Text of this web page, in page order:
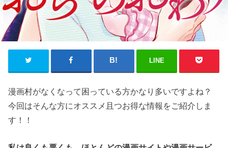
LINE
漫画村がなくなって困っている方かなり多いですよね？
今回はそんな方にオススメ且つお得な情報をご紹介しま
す！！